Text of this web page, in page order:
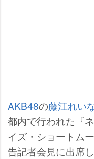
AKB48の藤江れい
都内で行われた『
イズ・ショートム
告記者会見に出席